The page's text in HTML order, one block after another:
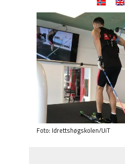
Foto: Idrettshøgskolen/UiT